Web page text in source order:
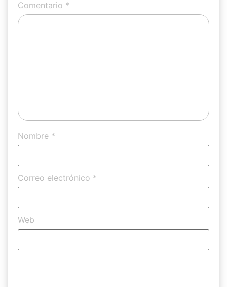
Comentario *
Nombre *
Correo electrónico *
Web